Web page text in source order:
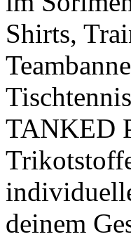
Shirts,
TANKED
deinem